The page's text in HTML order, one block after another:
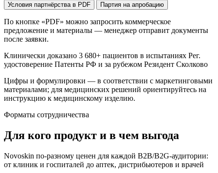
Условия партнёрства в PDF Партия на апробацию
По кнопке «PDF» можно запросить коммерческое
предложение и материалы — менеджер отправит документы
после заявки.
Клинически доказано 3 680+ пациентов в испытаниях Рег.
удостоверение Патенты РФ и за рубежом Резидент Сколково
Цифры и формулировки — в соответствии с маркетинговыми
материалами; для медицинских решений ориентируйтесь на
инструкцию к медицинскому изделию.
Форматы сотрудничества
Для кого продукт и в чем выгода
Novoskin по-разному ценен для каждой B2B/B2G-аудитории:
от клиник и госпиталей до аптек, дистрибьютеров и врачей